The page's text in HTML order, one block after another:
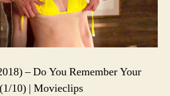
– Do You Remember Your
10) | Movieclips